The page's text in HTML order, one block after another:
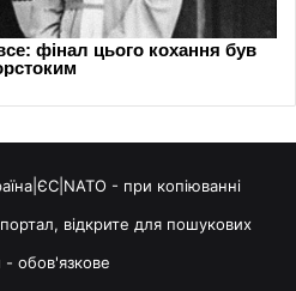
- при копіюванні
відкрите для пошукових
- обов'язкове